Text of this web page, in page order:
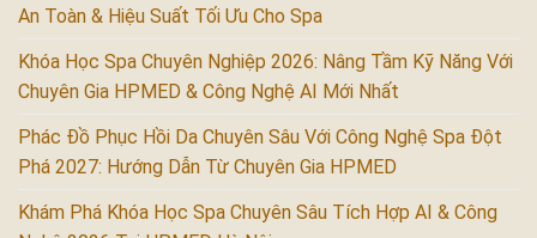
An Toàn & Hiệu Suất Tối Ưu Cho Spa
Khóa Học Spa Chuyên Nghiệp 2026: Nâng Tầm Kỹ Năng Với
Chuyên Gia HPMED & Công Nghệ AI Mới Nhất
Phác Đồ Phục Hồi Da Chuyên Sâu Với Công Nghệ Spa Đột
Phá 2027: Hướng Dẫn Từ Chuyên Gia HPMED
Khám Phá Khóa Học Spa Chuyên Sâu Tích Hợp AI & Công